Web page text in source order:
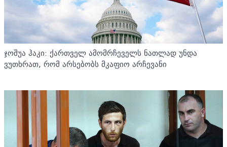
ჯოშუა ჰაკი: ქართველ ამომრჩეველს ნათლად უნდა
ვუთხრათ, რომ არსებობს მკაფიო არჩევანი